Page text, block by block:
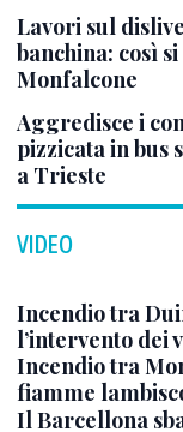
Lavori sul
banchina: così
Monfalcone
Aggredisce i
pizzicata in bus
a Trieste
VIDEO
Incendio tra
l’intervento dei
Incendio tra
fiamme
Il Barcellona